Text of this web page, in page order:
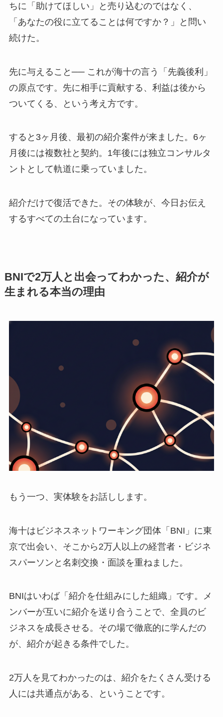
ちに「助けてほしい」と売り込むのではなく、
「あなたの役に立てることは何ですか？」と問い
続けた。
先に与えること── これが海十の言う「先義後利」
の原点です。先に相手に貢献する、利益は後から
ついてくる、という考え方です。
すると3ヶ月後、最初の紹介案件が来ました。6ヶ
月後には複数社と契約。1年後には独立コンサルタ
ントとして軌道に乗っていました。
紹介だけで復活できた。その体験が、今日お伝え
するすべての土台になっています。
BNIで2万人と出会ってわかった、紹介が
生まれる本当の理由
もう一つ、実体験をお話しします。
海十はビジネスネットワーキング団体「BNI」に東
京で出会い、そこから2万人以上の経営者・ビジネ
スパーソンと名刺交換・面談を重ねました。
BNIはいわば「紹介を仕組みにした組織」です。メ
ンバーが互いに紹介を送り合うことで、全員のビ
ジネスを成長させる。その場で徹底的に学んだの
が、紹介が起きる条件でした。
2万人を見てわかったのは、紹介をたくさん受ける
人には共通点がある、ということです。